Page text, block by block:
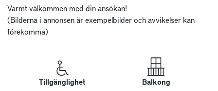
Varmt välkommen med din ansökan!
(Bilderna i annonsen är exempelbilder och avvikelser kan
förekomma)
Tillgänglighet Balkong